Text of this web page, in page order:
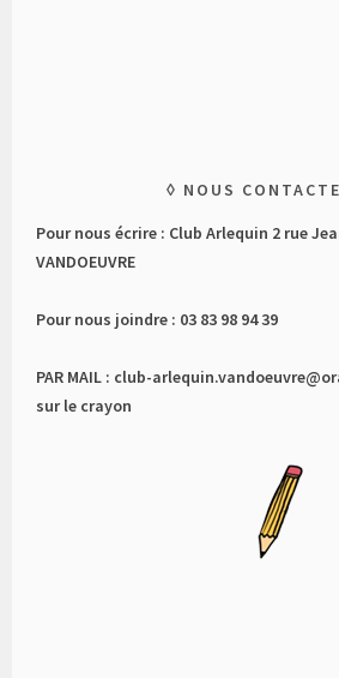
NOUS
Pour nous écrire : Club Arlequin 2 rue
VANDOEUVRE
Pour nous joindre : 03 83 98 94 39
PAR MAIL : club-
sur le crayon